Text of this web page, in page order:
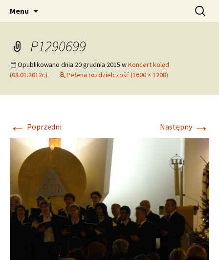
Tomaszowice – Parafia
Rzymskokatolicka
pw. Św. Apostołów Piotra i Pawła
Menu Szukaj:
P1290699
Opublikowano dnia 20 grudnia 2015 wKoncert kolęd
(08.01.2012r.). Pełena rozdzielczość (1600 × 1200)
← Poprzedni Następny →